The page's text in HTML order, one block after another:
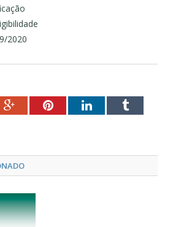
2020
Google+PinterestLinkedInTumblr